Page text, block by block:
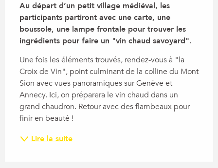
Au départ d’un petit village médiéval, les
participants partiront avec une carte, une
boussole, une lampe frontale pour trouver les
ingrédients pour faire un "vin chaud savoyard".
Une fois les éléments trouvés, rendez-vous à "la
Croix de Vin", point culminant de la colline du Mont
Sion avec vues panoramiques sur Genève et
Annecy. Ici, on préparera le vin chaud dans un
grand chaudron. Retour avec des flambeaux pour
finir en beauté !
Lire la suite